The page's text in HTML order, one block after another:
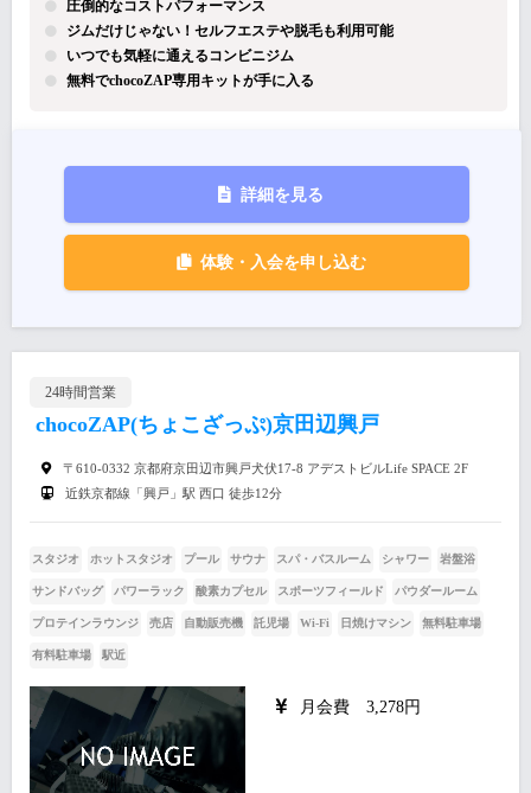
圧倒的なコストパフォーマンス
ジムだけじゃない！セルフエステや脱毛も利用可能
いつでも気軽に通えるコンビニジム
無料でchocoZAP専用キットが手に入る
詳細を見る
体験・入会を申し込む
24時間営業
chocoZAP(ちょこざっぷ)京田辺興戸
〒610-0332 京都府京田辺市興戸犬伏17-8 アデストビルLife SPACE 2F
近鉄京都線「興戸」駅 西口 徒歩12分
スタジオ ホットスタジオ プール サウナ スパ・バスルーム シャワー 岩盤浴
サンドバッグ パワーラック 酸素カプセル スポーツフィールド パウダールーム
プロテインラウンジ 売店 自動販売機 託児場 Wi-Fi 日焼けマシン 無料駐車場
有料駐車場 駅近
月会費 3,278円